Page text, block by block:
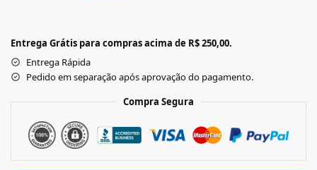
Entrega Grátis para compras acima de R$ 250,00.
Entrega Rápida
Pedido em separação após aprovação do pagamento.
Compra Segura